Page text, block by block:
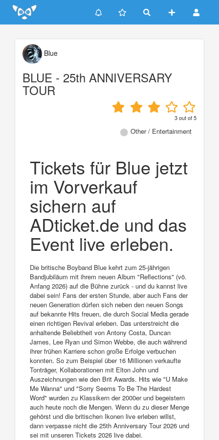
Update cookies preferences
Blue
BLUE - 25th ANNIVERSARY
TOUR
3out of5
Other / Entertainment
Tickets für Blue jetzt
im Vorverkauf
sichern auf
ADticket.de und das
Event live erleben.
Die britische Boyband Blue kehrt zum 25-jährigen
Bandjubiläum mit ihrem neuen Album "Reflections" (vö.
Anfang 2026) auf die Bühne zurück - und du kannst live
dabei sein! Fans der ersten Stunde, aber auch Fans der
neuen Generation dürfen sich neben den neuen Songs
auf bekannte Hits freuen, die durch Social Media gerade
einen richtigen Revival erleben. Das unterstreicht die
anhaltende Beliebtheit von Antony Costa, Duncan
James, Lee Ryan und Simon Webbe, die auch während
ihrer frühen Karriere schon große Erfolge verbuchen
konnten. So zum Beispiel über 16 Millionen verkaufte
Tonträger, Kollaborationen mit Elton John und
Auszeichnungen wie den Brit Awards. Hits wie "U Make
Me Wanna" und "Sorry Seems To Be The Hardest
Word" wurden zu Klassikern der 2000er und begeistern
auch heute noch die Mengen. Wenn du zu dieser Menge
gehörst und die britischen Ikonen live erleben willst,
dann verpasse nicht die 25th Anniversary Tour 2026 und
sei mit unseren Tickets 2026 live dabei.